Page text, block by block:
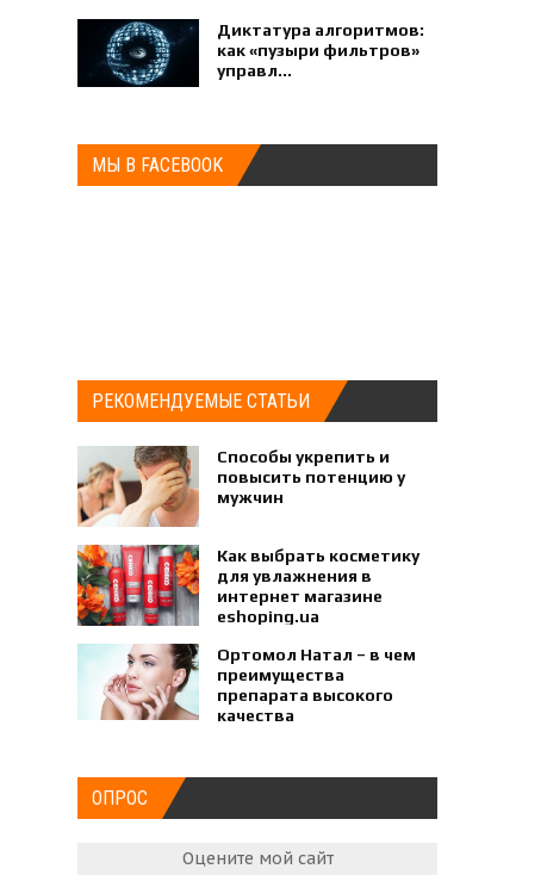
Диктатура алгоритмов:
как «пузыри фильтров»
управл...
МЫ В FACEBOOK
РЕКОМЕНДУЕМЫЕ СТАТЬИ
Способы укрепить и
повысить потенцию у
мужчин
Как выбрать косметику
для увлажнения в
интернет магазине
eshoping.ua
Ортомол Натал – в чем
преимущества
препарата высокого
качества
ОПРОС
Оцените мой сайт